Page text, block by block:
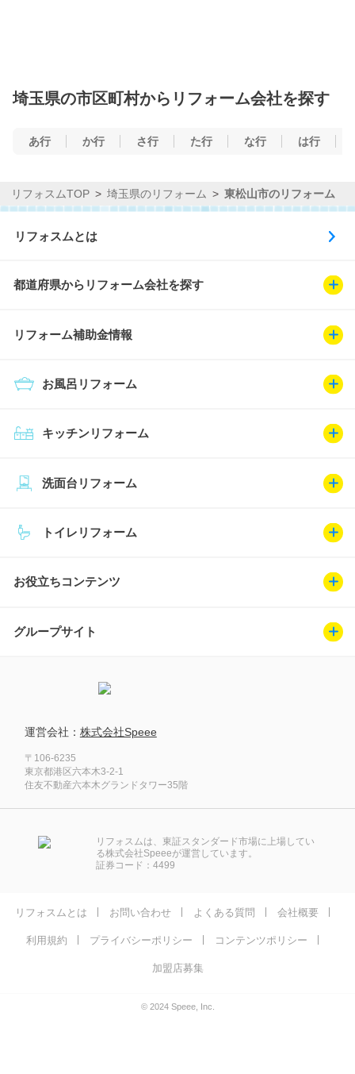
埼玉県の市区町村からリフォーム会社を探す
あ行 か行 さ行 た行 な行 は行
リフォスムTOP 埼玉県のリフォーム 東松山市のリフォーム
リフォスムとは
都道府県からリフォーム会社を探す
リフォーム補助金情報
キッチンリフォーム
お風呂リフォーム
トイレリフォーム
洗面台リフォーム
お役立ちコンテンツ
グループサイト
運営会社： 株式会社Speee
〒106-6235
東京都港区六本木3-2-1
住友不動産六本木グランドタワー35階
リフォスムは、東証スタンダード市場に上場してい
る株式会社Speeeが運営しています。
証券コード：4499
リフォスムとは お問い合わせ よくある質問 会社概要
利用規約 プライバシーポリシー コンテンツポリシー
加盟店募集
© 2024 Speee, Inc.